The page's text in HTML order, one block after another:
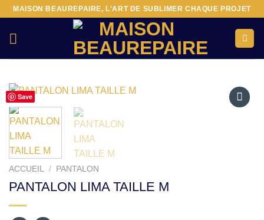
Passer
contenu
MAISON BEAUREPAIRE, L'ART DE SUBLIMER CHAQUE PROJET
Save
ACCUEIL / PANTALON
PANTALON LIMA TAILLE M